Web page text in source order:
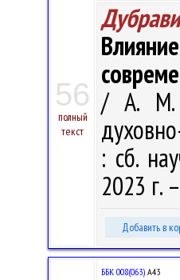
56
полный
текст
/ А. М.
: сб.
2023 г.
Добавить в
ББК 008(063) А43